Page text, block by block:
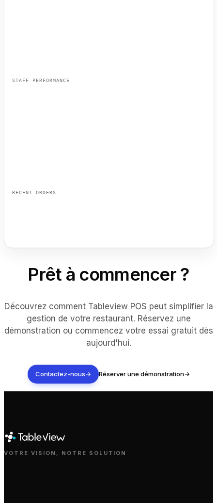
STAFF PERFORMANCE
RECENT ORDERS
Prêt à commencer ?
Découvrez comment Tableview POS peut simplifier la
gestion de votre restaurant. Réservez une
démonstration ou commencez votre essai gratuit dès
aujourd'hui.
Contactez-nous→ Réserver une démonstration→
VOTRE VISION, NOTRE SOLUTION